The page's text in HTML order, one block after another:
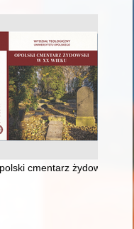
XX st. v sučasnìj
cmentarz żydowski w